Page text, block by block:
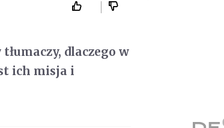
dlaczego w
ich misja i